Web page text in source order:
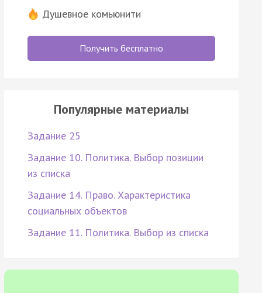
Душевное комьюнити
Получить бесплатно
Популярные материалы
Задание 25
Задание 10. Политика. Выбор позиции
из списка
Задание 14. Право. Характеристика
социальных объектов
Задание 11. Политика. Выбор из списка